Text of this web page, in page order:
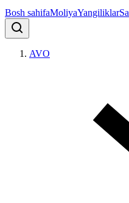
Bosh sahifaMoliyaYangiliklar
AVO